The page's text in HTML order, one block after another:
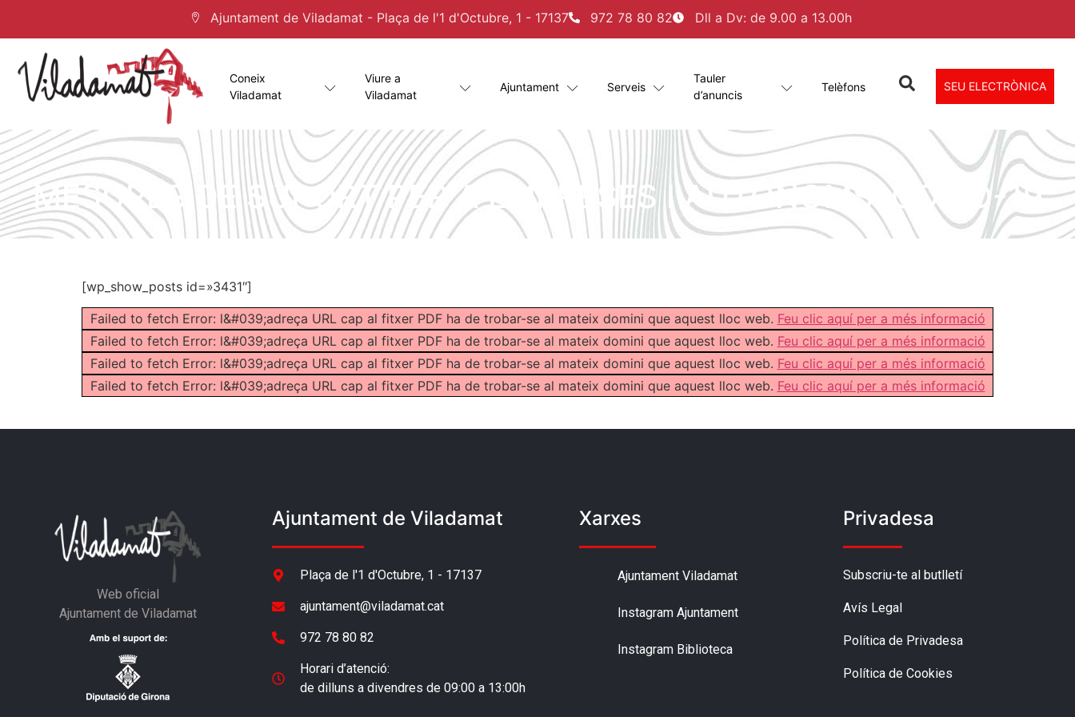
Ajuntament de Viladamat - Plaça de l'1 d'Octubre, 1 - 17137 972 78 80 82 Dll a Dv: de 9.00 a 13.00h
Coneix
Viladamat
Viure a
Viladamat
Ajuntament Serveis
Tauler
d’anuncis
Telèfons SEU ELECTRÒNICA
MESURES DE SUPORT PER A EMPRESES I AUTÒNOMS. COVID-19
[wp_show_posts id=»3431″]
Failed to fetch Error: l&#039;adreça URL cap al fitxer PDF ha de trobar-se al mateix domini que aquest lloc web. Feu clic aquí per a més informació
Failed to fetch Error: l&#039;adreça URL cap al fitxer PDF ha de trobar-se al mateix domini que aquest lloc web. Feu clic aquí per a més informació
Failed to fetch Error: l&#039;adreça URL cap al fitxer PDF ha de trobar-se al mateix domini que aquest lloc web. Feu clic aquí per a més informació
Failed to fetch Error: l&#039;adreça URL cap al fitxer PDF ha de trobar-se al mateix domini que aquest lloc web. Feu clic aquí per a més informació
Web oficial
Ajuntament de Viladamat
Ajuntament de Viladamat
Plaça de l'1 d'Octubre, 1 - 17137
ajuntament@viladamat.cat
972 78 80 82
Horari d’atenció:
de dilluns a divendres de 09:00 a 13:00h
Xarxes
Ajuntament Viladamat
Instagram Ajuntament
Instagram Biblioteca
Privadesa
Subscriu-te al butlletí
Avís Legal
Política de Privadesa
Política de Cookies